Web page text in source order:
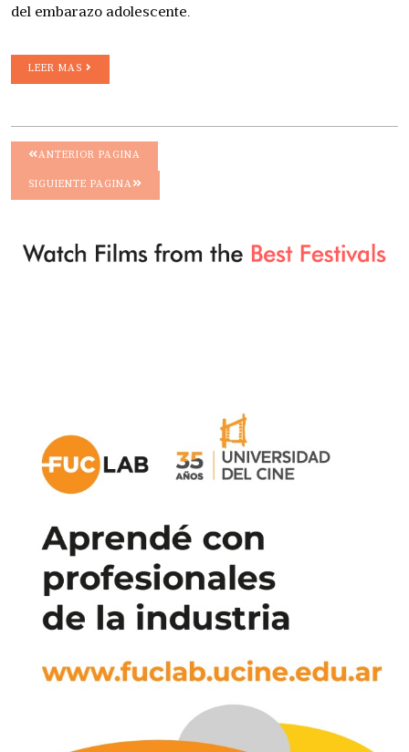
del embarazo adolescente.
LEER MAS
ANTERIOR PAGINA
SIGUIENTE PAGINA